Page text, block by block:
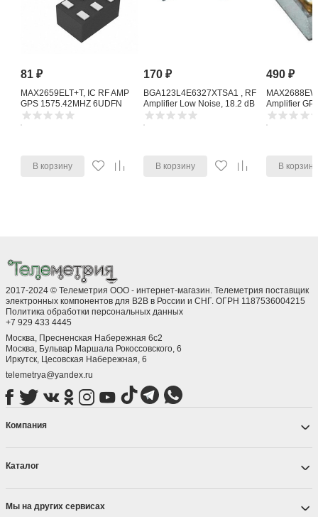
81₽
MAX2659ELT+T, IC RF AMP
GPS 1575.42MHZ 6UDFN
В корзину
170₽
BGA123L4E6327XTSA1 , RF
Amplifier Low Noise, 18.2 dB
1615 MHz, 4-Pin TSLP-4-11
В корзину
490₽
Amplifier
Noise
В корзину
2017-2024 © Телеметрия ООО - интернет-магазин. Телеметрия поставщик
электронных компонентов для B2B в России и СНГ. ОГРН 1187536004215
Политика обработки персональных данных
+7 929 433 4445
Москва, Пресненская Набережная 6с2
Москва, ​Бульвар Маршала Рокоссовского, 6
Иркутск, ​Цесовская Набережная, 6
telemetrya@yandex.ru
Компания
Каталог
Мы на других сервисах